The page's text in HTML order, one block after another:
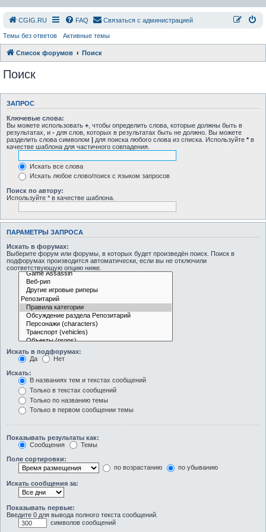
СGIG.RU FAQ Связаться с администрацией
Темы без ответов Активные темы
Список форумов Поиск
Поиск
ЗАПРОС
Ключевые слова:
Вы можете использовать + , чтобы определить слова, которые должны быть в
результатах, и - для слов, которых в результатах быть не должно. Вы можете
разделить слова символом | для поиска любого слова из списка. Используйте * в
качестве шаблона для частичного совпадения.
Искать все слова
Искать любое слово/поиск с языком запросов
Поиск по автору:
Используйте * в качестве шаблона.
ПАРАМЕТРЫ ЗАПРОСА
Искать в форумах:
Выберите форум или форумы, в которых будет произведён поиск. Поиск в
подфорумах производится автоматически, если вы не отключили
соответствующую опцию ниже.
Искать в подфорумах:
Да
Нет
Искать:
В названиях тем и текстах сообщений
Только в текстах сообщений
Только по названию темы
Только в первом сообщении темы
Показывать результаты как:
Сообщения
Темы
Поле сортировки:
по возрастанию
по убыванию
Искать сообщения за:
Показывать первые:
Введите 0 для вывода полного текста сообщений.
символов сообщений